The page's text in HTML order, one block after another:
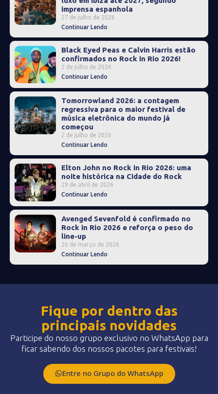
imprensa espanhola
27 de julho de 2026
Continuar Lendo
Black Eyed Peas e Calvin Harris estão
confirmados no Rock in Rio 2026!
2 de julho de 2026
Continuar Lendo
Tomorrowland 2026: a contagem
regressiva para o maior festival de
música eletrônica do mundo já
começou
2 de julho de 2026
Continuar Lendo
Elton John no Rock in Rio 2026: uma
noite histórica na Cidade do Rock
29 de abril de 2026
Continuar Lendo
Avenged Sevenfold é confirmado no
Rock in Rio 2026 e reforça o peso do
line-up
26 de março de 2026
Continuar Lendo
Fique por dentro das
principais novidades
Participe do nosso grupo exclusivo no WhatsApp para
ficar sabendo dos nossos pacotes para festivais!
Entre no Grupo do WhatsApp